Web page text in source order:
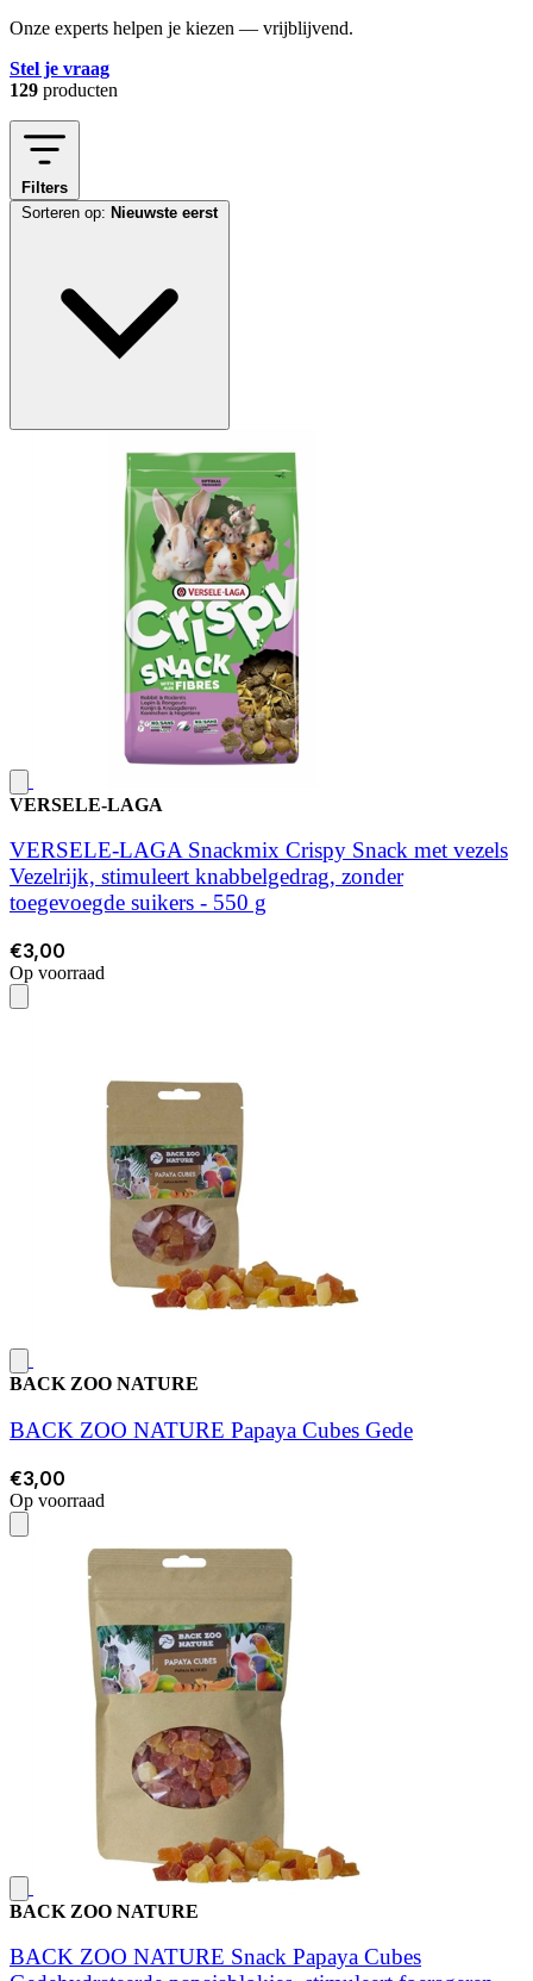
Onze experts helpen je kiezen — vrijblijvend.
Stel je vraag
129 producten
Filters
Sorteren op: Nieuwste eerst
VERSELE-LAGA
VERSELE-LAGA Snackmix Crispy Snack met vezels
Vezelrijk, stimuleert knabbelgedrag, zonder
toegevoegde suikers - 550 g
€3,00
Op voorraad
BACK ZOO NATURE
BACK ZOO NATURE Papaya Cubes Gede
€3,00
Op voorraad
BACK ZOO NATURE
BACK ZOO NATURE Snack Papaya Cubes